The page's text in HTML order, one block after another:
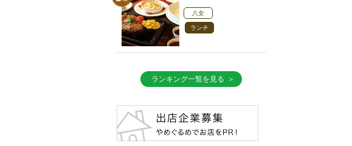
八女
ランチ
ランキング一覧を見る